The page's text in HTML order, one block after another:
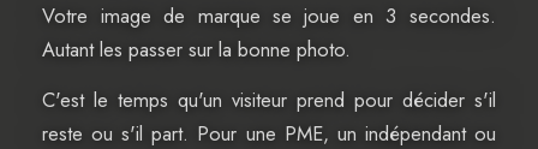
Votre image de marque se joue en 3 secondes.
Autant les passer sur la bonne photo.
C'est le temps qu'un visiteur prend pour décider s'il
reste ou s'il part. Pour une PME, un indépendant ou